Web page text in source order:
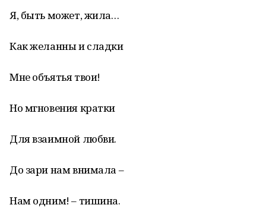
Я, быть может, жила…
Как желанны и сладки
Мне объятья твои!
Но мгновения кратки
Для взаимной любви.
До зари нам внимала –
Нам одним! – тишина.